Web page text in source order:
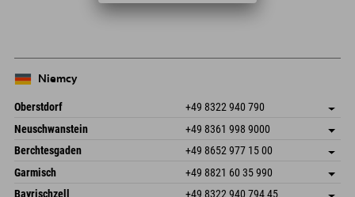
Niemcy
Oberstdorf +49 8322 940 790
An der Breitach 3
87538 Fischen I. Allgäu
Niemcy
Zapisz adres
Informacje o przyjeździe
Książka
Neuschwanstein +49 8361 998 9000
An der Riese 45
87484 Nesselwang im Allgäu
Niemcy
Zapisz adres
Książka
Berchtesgaden +49 8652 977 15 00
Hofreitstr. 7
83471 Schönau am Königssee
Niemcy
Zapisz adres
Informacje o przyjeździe
Książka
Garmisch +49 8821 60 35 990
Frickenstraße 22
Zapisz adres
Bayrischzell +49 8322 940 794 45